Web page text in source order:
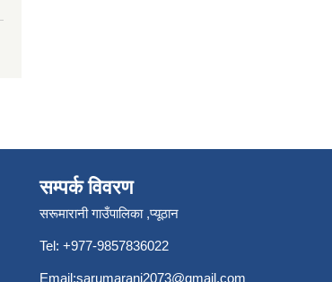
सम्पर्क विवरण
सरूमारानी गाउँपालिका ,प्यूठान
Tel: +977-9857836022
Email:sarumarani2073@gmail.com